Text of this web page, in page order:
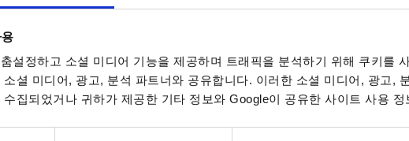
설정하고 소셜 미디어 기능을 제공하며 트래픽을 분석하기 위해 쿠키를
셜 미디어, 광고, 분석 파트너와 공유합니다. 이러한 소셜 미디어, 광고,
집되었거나 귀하가 제공한 기타 정보와 Google이 공유한 사이트 사용
CB-06100S